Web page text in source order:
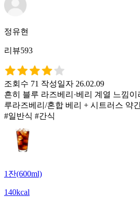
정유현
리뷰593
조회수 71 작성일자 26.02.09
흔히 블루 라즈베리·베리 계열 느낌
루라즈베리/혼합 베리 + 시트러스 약
#일반식 #간식
1잔(600ml)
140kcal